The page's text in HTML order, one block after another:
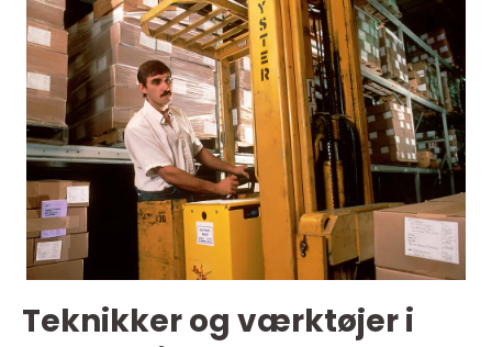
Teknikker og værktøjer i